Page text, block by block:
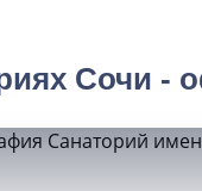
Сочи -